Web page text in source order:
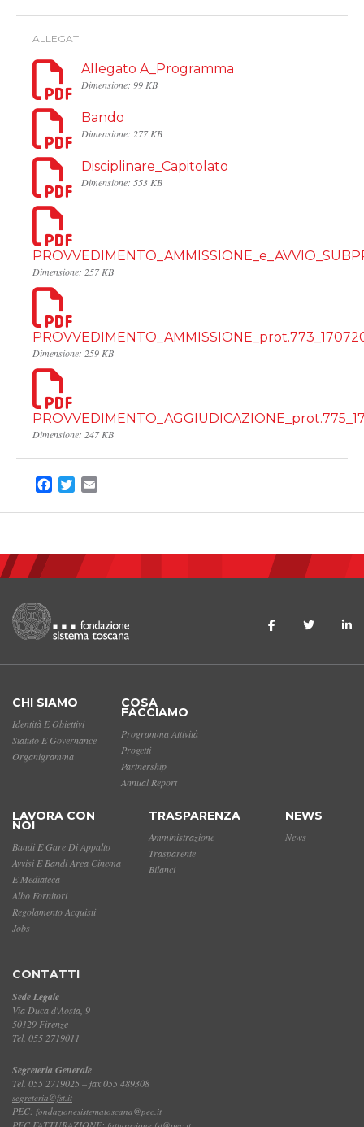
ALLEGATI
Allegato A_Programma
Dimensione: 99 KB
Bando
Dimensione: 277 KB
Disciplinare_Capitolato
Dimensione: 553 KB
Dimensione: 257 KB
Dimensione: 259 KB
Dimensione: 247 KB
Facebook
Twitter
CHI SIAMO
Identità E Obiettivi
Statuto E Governance
Organigramma
COSA
FACCIAMO
Programma Attività
Progetti
Partnership
Annual Report
LAVORA CON
NOI
Bandi E Gare Di Appalto
Avvisi E Bandi Area Cinema
E Mediateca
Albo Fornitori
Regolamento Acquisti
Jobs
TRASPARENZA
Amministrazione
Trasparente
Bilanci
NEWS
News
CONTATTI
Sede Legale
Via Duca d'Aosta, 9
50129 Firenze
Tel. 055 2719011
Segreteria Generale
Tel. 055 2719025 – fax 055 489308
segreteria@fst.it
PEC: fondazionesistematoscana@pec.it
PEC FATTURAZIONE: